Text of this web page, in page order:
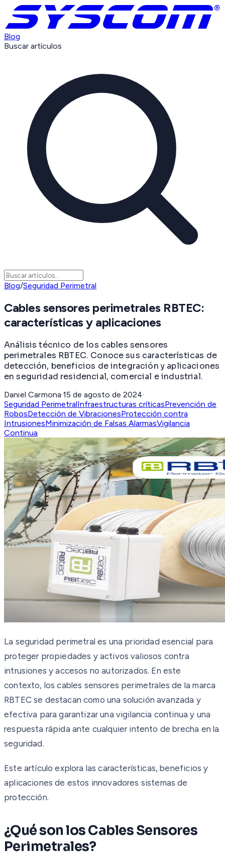
Blog
Buscar artículos
Blog/Seguridad Perimetral
Cables sensores perimetrales RBTEC:
características y aplicaciones
Análisis técnico de los cables sensores
perimetrales RBTEC. Conoce sus características de
detección, beneficios de integración y aplicaciones
en seguridad residencial, comercial e industrial.
Daniel Carmona·15 de agosto de 2024·
Seguridad PerimetralInfraestructuras críticasPrevención de
RobosDetección de VibracionesProtección contra
IntrusionesMinimización de Falsas AlarmasVigilancia
Continua
La seguridad perimetral es una prioridad esencial para
proteger propiedades y activos valiosos contra
intrusiones y accesos no autorizados. En este
contexto, los cables sensores perimetrales de la marca
RBTEC se destacan como una solución avanzada y
efectiva para garantizar una vigilancia continua y una
respuesta rápida ante cualquier intento de brecha en la
seguridad.
Este artículo explora las características, beneficios y
aplicaciones de estos innovadores sistemas de
protección.
¿Qué son los Cables Sensores
Perimetrales?